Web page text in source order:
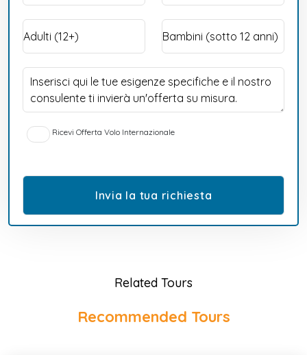
Ricevi Offerta Volo Internazionale
Related Tours
Recommended Tours